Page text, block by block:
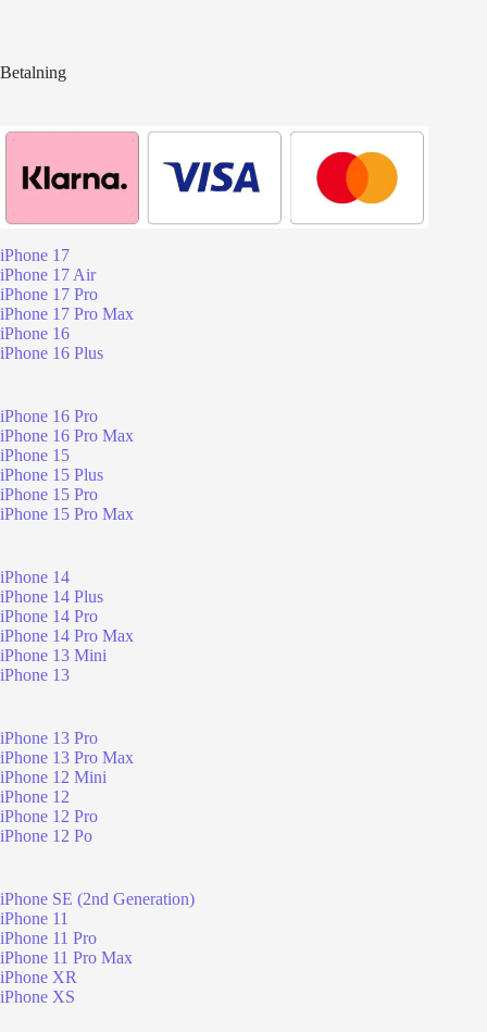
Betalning
iPhone 17
iPhone 17 Air
iPhone 17 Pro
iPhone 17 Pro Max
iPhone 16
iPhone 16 Plus
iPhone 16 Pro
iPhone 16 Pro Max
iPhone 15
iPhone 15 Plus
iPhone 15 Pro
iPhone 15 Pro Max
iPhone 14
iPhone 14 Plus
iPhone 14 Pro
iPhone 14 Pro Max
iPhone 13 Mini
iPhone 13
iPhone 13 Pro
iPhone 13 Pro Max
iPhone 12 Mini
iPhone 12
iPhone 12 Pro
iPhone 12 Po
iPhone SE (2nd Generation)
iPhone 11
iPhone 11 Pro
iPhone 11 Pro Max
iPhone XR
iPhone XS